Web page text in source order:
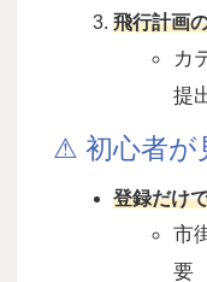
飛行計画
カ
提
⚠ 初心者が
登録だけ
市
要